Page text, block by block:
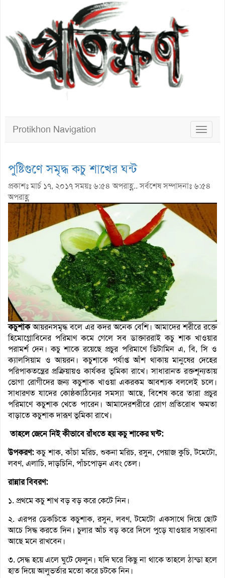
Toggle
Protikhon Navigation
পুষ্টিগুণে সমৃদ্ধ কচু শাখের ঘন্ট
প্রকাশঃ মার্চ ১৭, ২০১৭ সময়ঃ ৬:৫৪ অপরাহ্ণ.. সর্বশেষ সম্পাদনাঃ ৬:৫৪
অপরাহ্ণ
কচুশাকআয়রনসমৃদ্ধ বলে এর কদর অনেক বেশি। আমাদের শরীরে রক্তে
হিমোগ্লোবিনের পরিমাণ কমে গেলে সব ডাক্তাররাই কচু শাক খাওয়ার
পরামর্শ দেন। কচু শাকে রয়েছে প্রচুর পরিমাণে ভিটামিন এ, বি, সি ও
ক্যালসিয়াম ও আয়রন। কচুশাকে পর্যাপ্ত আঁশ থাকায় মানুষের দেহের
পরিপাকতন্ত্রের প্রক্রিয়ায়ও কার্যকর ভূমিকা রাখে। সাধারানত রক্তশূন্যতায়
ভোগা রোগীদের জন্য কচুশাক খাওয়া একরকম আবশ্যক বললেই চলে।
সাধারণত যাদের কোষ্ঠকাঠিন্যের সমস্যা আছে, বিশেষ করে তারা প্রচুর
পরিমাণে কচুশাক খেতে পারেন। আমাদেরশরীরে রোগ প্রতিরোধ ক্ষমতা
বাড়াতে কচুশাক দারূণ ভূমিকা রাখে।
তাহলে জেনে নিই কীভাবে রাঁধতে হয় কচু শাকের ঘন্ট:
উপকরণ:কচু শাক, কাঁচা মরিচ, শুকনা মরিচ, রসুন, পেয়াজ কুচি, টমেটো,
লবণ, এলাচি, দাড়চিনি, পাঁচপোড়ন এবং তেল।
রান্নার বিবরণ:
১. প্রথমে কচু শাখ বড় বড় করে কেটে নিন।
২. এরপর ডেকচিতে কচুশাক, রসুন, লবণ, টমেটো একসাথে দিয়ে ছোট
আচে সিদ্ধ করতে দিন। চুলার আঁচ বড় করে দিলে পুড়ে যাওয়ার সম্ভাবনা
আছে মনে রাখবেন।
৩. সেদ্ধ হয়ে এলে ঘুটে ফেলুন। যদি ঘরে কিছু না থাকে তাহলে ঠান্ডা হলে
হাত দিয়ে আলুভর্তার মতো করে চটকে নিন।